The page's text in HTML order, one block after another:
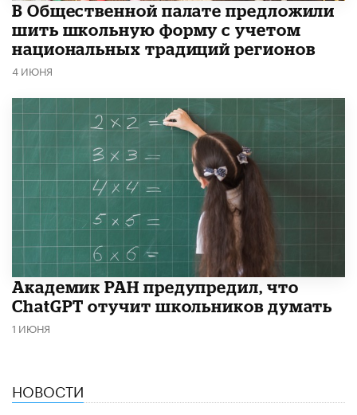
В Общественной палате предложили
шить школьную форму с учетом
национальных традиций регионов
4 ИЮНЯ
Академик РАН предупредил, что
ChatGPT отучит школьников думать
1 ИЮНЯ
НОВОСТИ